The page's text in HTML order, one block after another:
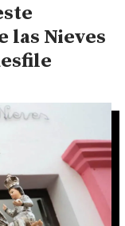
las Nieves